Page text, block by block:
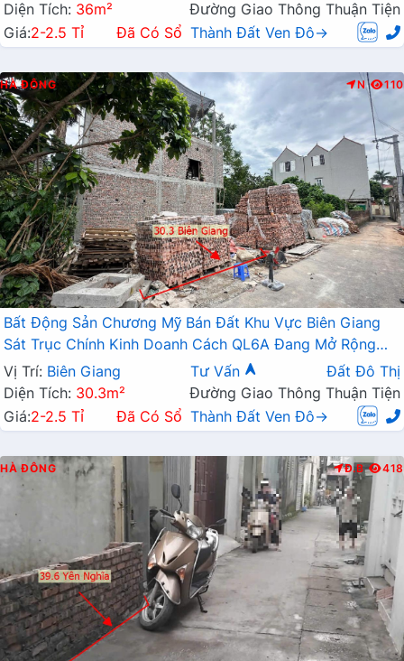
Diện Tích: 36m²
Đường Giao Thông Thuận Tiện
Giá:2-2.5 Tỉ Đã Có Sổ Thành Đất Ven Đô→
HÀ ĐÔNG N 110
Bất Động Sản Chương Mỹ Bán Đất Khu Vực Biên Giang
Sát Trục Chính Kinh Doanh Cách QL6A Đang Mở Rộng
Chỉ Vài Trăm Mét
Vị Trí: Biên Giang Tư Vấn
Đất Đô Thị
Diện Tích: 30.3m²
Đường Giao Thông Thuận Tiện
Giá:2-2.5 Tỉ Đã Có Sổ Thành Đất Ven Đô→
HÀ ĐÔNG Đ.B 418